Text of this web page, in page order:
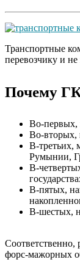
Транспортные
перевозчику и
Почему
Во-первых,
Во-вторых,
В-третьих,
Румынии,
В-
В-пятых,
В-шестых,
Соответственно,
форс-мажорных